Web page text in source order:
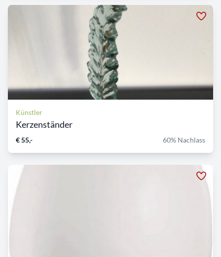
Künstler
Kerzenständer
€ 55,- 60% Nachlass